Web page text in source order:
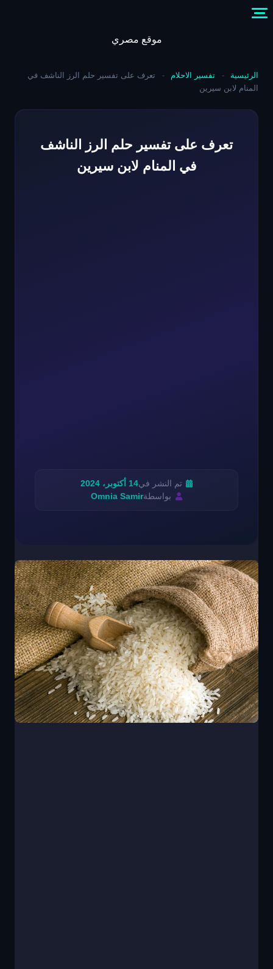
موقع مصري
الرئيسية - تفسير الاحلام -
تعرف على تفسير حلم الرز الناشف في
المنام لابن سيرين
تعرف على تفسير حلم الرز الناشف
في المنام لابن سيرين
تم النشر في14 أكتوبر، 2024
بواسطةOmnia Samir